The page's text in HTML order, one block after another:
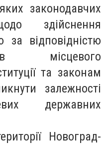
законодавчих
здійснення
відповідністю
місцевого
та законам
залежності
державних
Новоград-